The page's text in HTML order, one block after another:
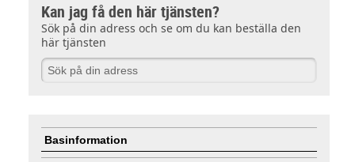
Kan jag få den här tjänsten?
Sök på din adress och se om du kan beställa den
här tjänsten
Basinformation